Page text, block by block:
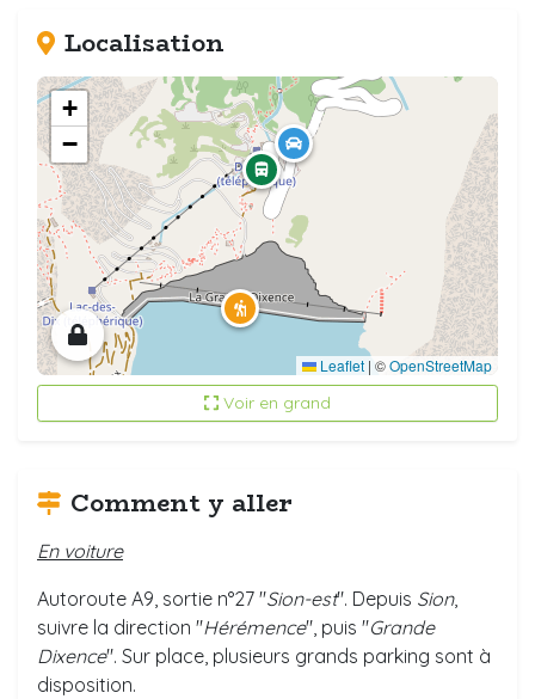
Localisation
+
−
Leaflet | ©OpenStreetMap
Voir en grand
Comment y aller
En voiture
Autoroute A9, sortie n°27 "Sion-est". Depuis Sion,
suivre la direction "Hérémence", puis "Grande
Dixence". Sur place, plusieurs grands parking sont à
disposition.